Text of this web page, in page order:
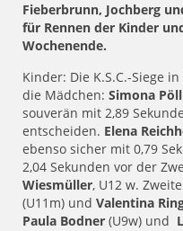
Fieberbrunn, Jochberg
für Rennen der Kinder
Wochenende.
Kinder: Die K.S.C.-Siege
die Mädchen: Simona Pöll
souverän mit 2,89
entscheiden. Elena
ebenso sicher mit 0,79
2,04 Sekunden vor der
Wiesmüller, U12 w.
(U11m) und Valentina
Paula Bodner (U9w) und